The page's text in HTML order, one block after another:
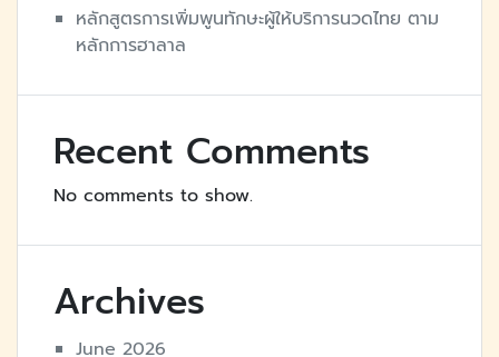
หลักสูตรการเพิ่มพูนทักษะผู้ให้บริการนวดไทย ตาม
หลักการฮาลาล
Recent Comments
No comments to show.
Archives
June 2026